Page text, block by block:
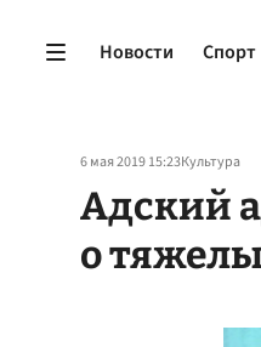
Новости Спорт
6 мая 2019 15:23Культура
Адский
о